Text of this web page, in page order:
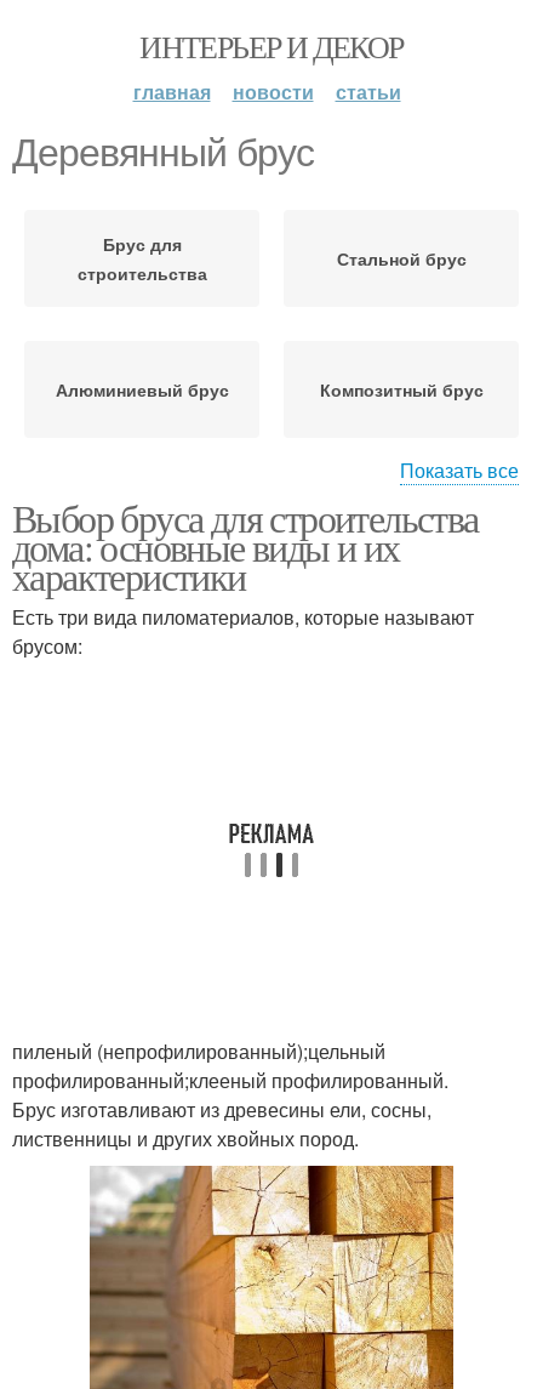
ИНТЕРЬЕР И ДЕКОР
главная новости статьи
Деревянный брус
Брус для
строительства
Стальной брус
Алюминиевый брус Композитный брус
Цельный брус Клееный брус
Металлический брус
Дома из бруса Дом из клееного бруса
Показать все
Выбор бруса для строительства
дома: основные виды и их
характеристики
Есть три вида пиломатериалов, которые называют
брусом:
пиленый (непрофилированный);цельный
профилированный;клееный профилированный.
Брус изготавливают из древесины ели, сосны,
лиственницы и других хвойных пород.